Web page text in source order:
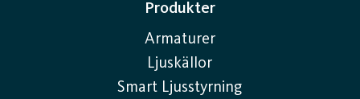
Produkter
Armaturer
Ljuskällor
Smart Ljusstyrning